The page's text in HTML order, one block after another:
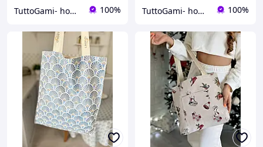
TuttoGami- home textiles 100% TuttoGami- home textiles 100%